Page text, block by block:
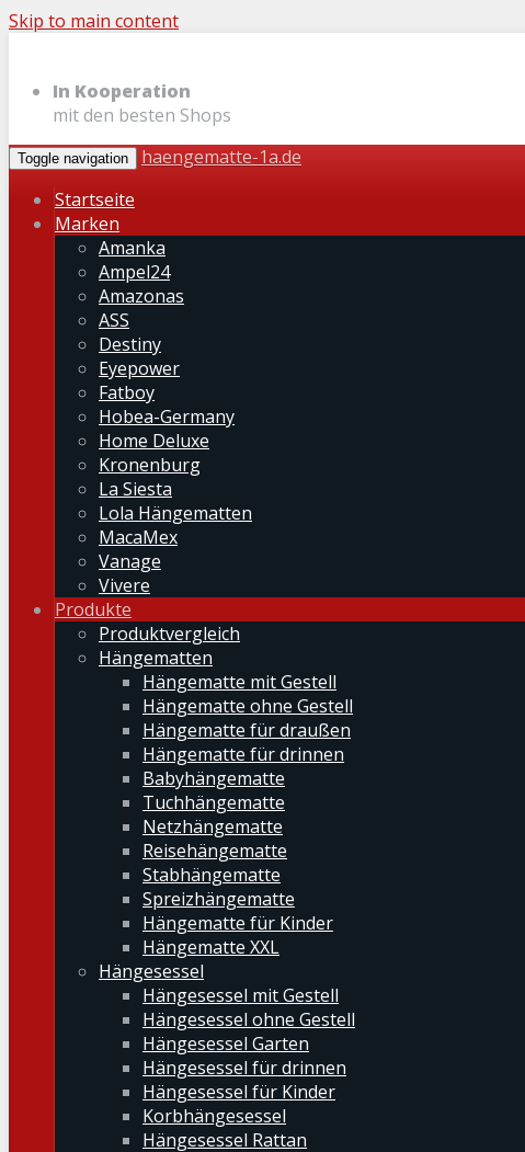
Skip to main content
In Kooperation
mit den besten Shops
Toggle navigation
haengematte-1a.de
Startseite
Marken
Amanka
Ampel24
Amazonas
ASS
Destiny
Eyepower
Fatboy
Hobea-Germany
Home Deluxe
Kronenburg
La Siesta
Lola Hängematten
MacaMex
Vanage
Vivere
Produkte
Produktvergleich
Hängematten
Hängematte mit Gestell
Hängematte ohne Gestell
Hängematte für draußen
Hängematte für drinnen
Babyhängematte
Tuchhängematte
Netzhängematte
Reisehängematte
Stabhängematte
Spreizhängematte
Hängematte für Kinder
Hängematte XXL
Hängesessel
Hängesessel mit Gestell
Hängesessel ohne Gestell
Hängesessel Garten
Hängesessel für drinnen
Hängesessel für Kinder
Korbhängesessel
Hängesessel Rattan